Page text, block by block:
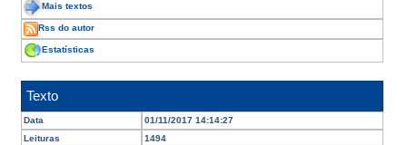
Mais textos
Rss do autor
Estatísticas
Texto
Data
01/11/2017 14:14:27
Leituras
1494